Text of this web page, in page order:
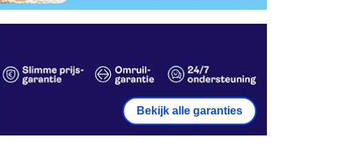
Bekijk alle garanties